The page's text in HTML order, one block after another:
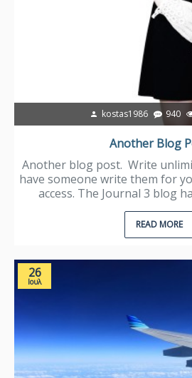
kostas1986 940
Another Blog
Another blog post. Write
have someone write them for
access. The Journal 3 blog
READ MORE
26
Ιουλ